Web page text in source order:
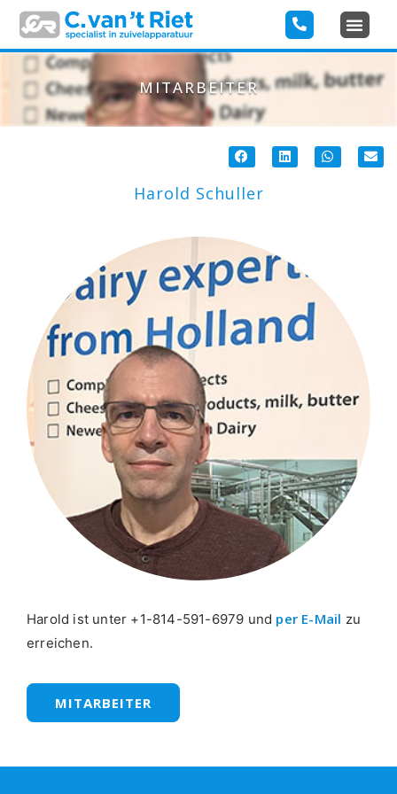
MITARBEITER
Harold Schuller
Harold ist unter +1-814-591-6979 und per E-Mail zu
erreichen.
MITARBEITER